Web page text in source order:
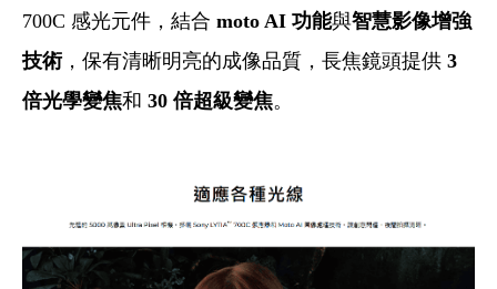
700C 感光元件，結合 moto AI 功能與智慧影像增強
技術，保有清晰明亮的成像品質，長焦鏡頭提供 3
倍光學變焦和 30 倍超級變焦。